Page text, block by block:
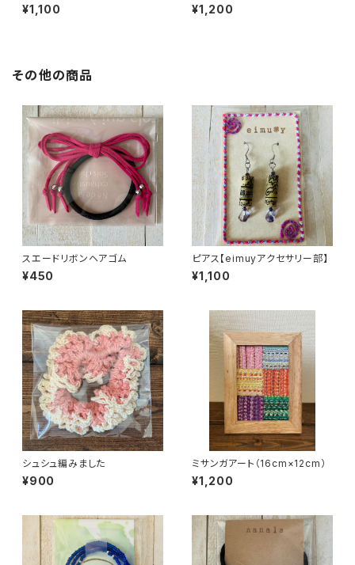
ー部】
¥1,100 部】
¥1,200
その他の商品
スエードリボンヘアゴム
¥450
ピアス【eimuyアクセサリー部】
¥1,100
シュシュ編みました
¥900
ミサンガアート（16cm×12cm）
¥1,200